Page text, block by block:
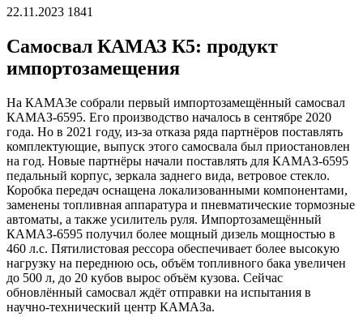
22.11.2023 1841
Самосвал КАМАЗ К5: продукт
импортозамещения
На КАМАЗе собрали первый импортозамещённый самосвал
КАМАЗ-6595. Его производство началось в сентябре 2020
года. Но в 2021 году, из-за отказа ряда партнёров поставлять
комплектующие, выпуск этого самосвала был приостановлен
на год. Новые партнёры начали поставлять для КАМАЗ-6595
педальный корпус, зеркала заднего вида, ветровое стекло.
Коробка передач оснащена локализованными компонентами,
заменены топливная аппаратура и пневматические тормозные
автоматы, а также усилитель руля. Импортозамещённый
КАМАЗ-6595 получил более мощный дизель мощностью в
460 л.с. Пятилистовая рессора обеспечивает более высокую
нагрузку на переднюю ось, объём топливного бака увеличен
до 500 л, до 20 кубов вырос объём кузова. Сейчас
обновлённый самосвал ждёт отправки на испытания в
научно-технический центр КАМАЗа.